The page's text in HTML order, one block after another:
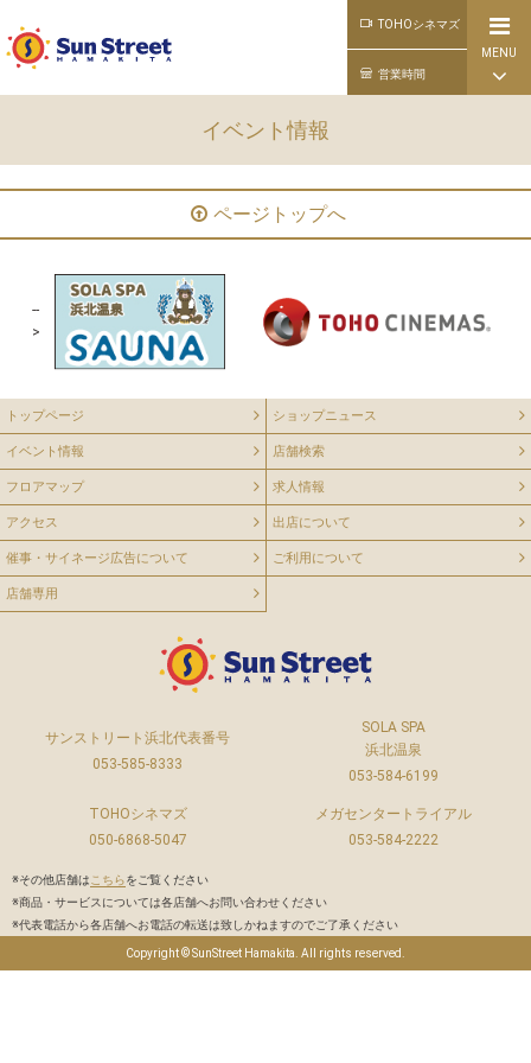
TOHOシネマズ
営業時間
MENU
公式ライン
イベント情報
ページトップへ
--
>
トップページ ショップニュース
イベント情報 店舗検索
フロアマップ 求人情報
アクセス 出店について
催事・サイネージ広告について ご利用について
店舗専用
サンストリート浜北代表番号
053-585-8333
SOLA SPA
浜北温泉
053-584-6199
TOHOシネマズ
050-6868-5047
メガセンタートライアル
053-584-2222
※その他店舗は こちらをご覧ください
※商品・サービスについては各店舗へお問い合わせください
※代表電話から各店舗へお電話の転送は致しかねますのでご了承ください
Copyright © SunStreet Hamakita. All rights reserved.